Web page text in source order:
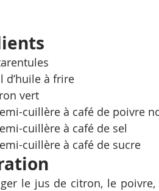
d’huile à frire
vert
cuillère à café de poivre
cuillère à café de sel
cuillère à café de sucre
le jus de citron, le